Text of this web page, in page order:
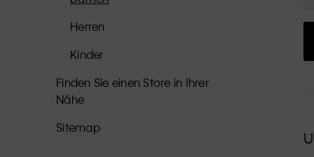
Herren
Kinder
Finden Sie einen Store in Ihrer
Nähe
Sitemap